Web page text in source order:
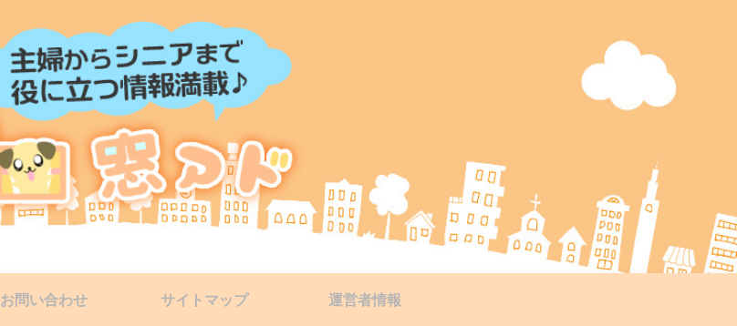
お問い合わせ サイトマップ 運営者情報